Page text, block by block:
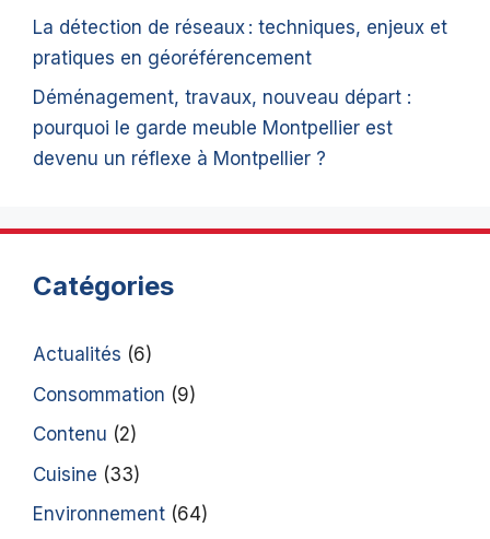
La détection de réseaux : techniques, enjeux et
pratiques en géoréférencement
Déménagement, travaux, nouveau départ :
pourquoi le garde meuble Montpellier est
devenu un réflexe à Montpellier ?
Catégories
Actualités (6)
Consommation (9)
Contenu (2)
Cuisine (33)
Environnement (64)